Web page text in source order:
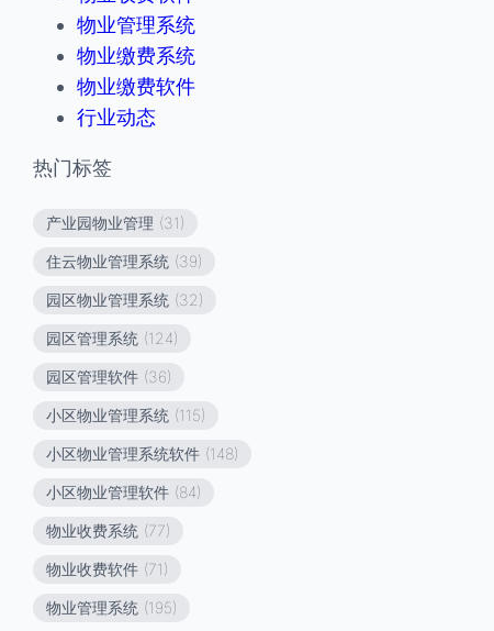
物业管理系统
物业缴费系统
物业缴费软件
行业动态
热门标签
产业园物业管理 (31)
住云物业管理系统 (39)
园区物业管理系统 (32)
园区管理系统 (124)
园区管理软件 (36)
小区物业管理系统 (115)
小区物业管理系统软件 (148)
小区物业管理软件 (84)
物业收费系统 (77)
物业收费软件 (71)
物业管理系统 (195)